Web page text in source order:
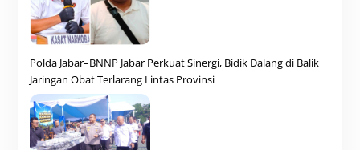
Polda Jabar–BNNP Jabar Perkuat Sinergi, Bidik Dalang di Balik
Jaringan Obat Terlarang Lintas Provinsi